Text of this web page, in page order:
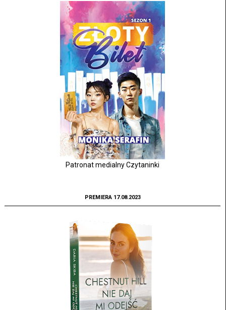
Patronat medialny Czytaninki
PREMIERA 17.08.2023